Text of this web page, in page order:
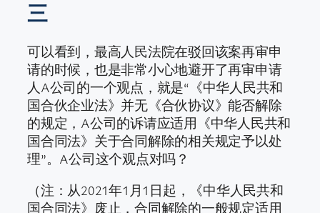
三
可以看到，最高人民法院在驳回该案再审申
请的时候，也是非常小心地避开了再审申请
人A公司的一个观点，就是“《中华人民共和
国合伙企业法》并无《合伙协议》能否解除
的规定，A公司的诉请应适用《中华人民共和
国合同法》关于合同解除的相关规定予以处
理”。A公司这个观点对吗？
（注：从2021年1月1日起，《中华人民共和
国合同法》废止，合同解除的一般规定适用